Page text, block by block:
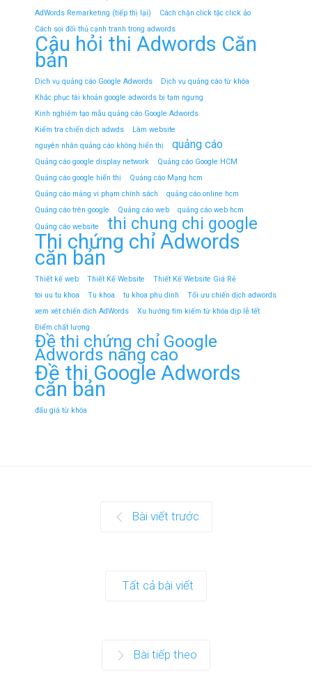
AdWords Remarketing (tiếp thị lại)
Cách chặn click tặc click ảo
Cách soi đối thủ cạnh tranh trong adwords
Câu hỏi thi Adwords Căn
bản
Dịch vụ quảng cáo Google Adwords
Dịch vụ quảng cáo từ khóa
Khắc phục tài khoản google adwords bị tạm ngưng
Kinh nghiệm tạo mẫu quảng cáo Google Adwords
Kiểm tra chiến dịch adwds
Làm website
nguyên nhân quảng cáo không hiển thị
quảng cáo
Quảng cáo google display network
Quảng cáo Google HCM
Quảng cáo google hiển thị
Quảng cáo Mạng hcm
Quảng cáo mảng vi phạm chính sách
quảng cáo online hcm
Quảng cáo trên google
Quảng cáo web
quảng cáo web hcm
Quảng cáo website
thi chung chi google
Thi chứng chỉ Adwords
căn bản
Thiết kế web Thiết Kế Website
Thiết Kế Website Giá Rẻ
toi uu tu khoa
Tu khoa tu khoa phu dinh
Tối ưu chiến dịch adwords
xem xét chiến dịch AdWords
Xu hướng tìm kiếm từ khóa dịp lễ tết
Điểm chất lượng
Đề thi chứng chỉ Google
Adwords nâng cao
Đề thi Google Adwords
căn bản
đấu giá từ khóa
Bài viết trước
Tất cả bài viết
Bài tiếp theo